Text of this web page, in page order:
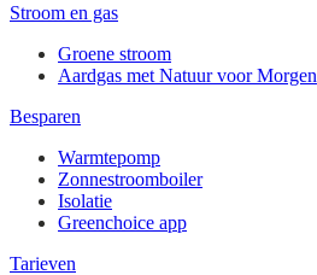
Stroom en gas
Groene stroom
Aardgas met Natuur voor Morgen
Besparen
Warmtepomp
Zonnestroomboiler
Isolatie
Greenchoice app
Tarieven